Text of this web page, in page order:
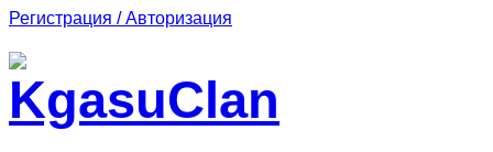
Регистрация / Авторизация